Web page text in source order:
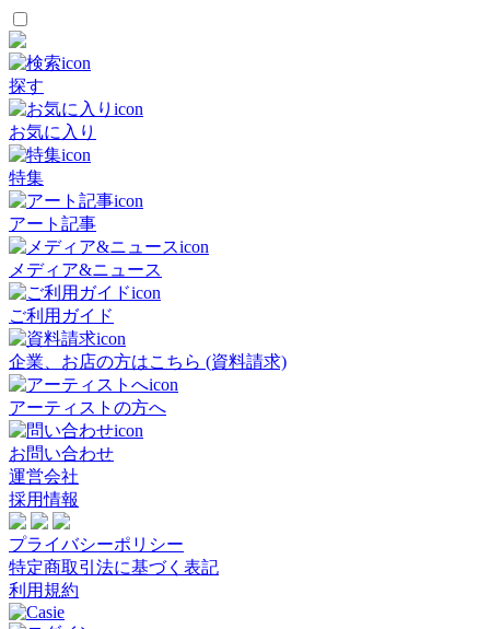
探す
お気に入り
特集
アート記事
メディア&ニュース
ご利用ガイド
企業、お店の方はこちら (資料請求)
アーティストの方へ
お問い合わせ
運営会社
採用情報
プライバシーポリシー
特定商取引法に基づく表記
利用規約